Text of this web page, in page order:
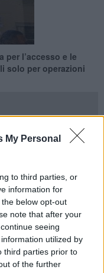
My Personal
to third parties, or
information for
below opt-out
note that after your
seeing
utilized by
third parties prior to
of the further
per l’accesso e le
solo per operazioni
degli Uffici Postali
grazie all’adozione di
l’installazione di
di strisce di
della distanza
di accurate procedure
della salute di